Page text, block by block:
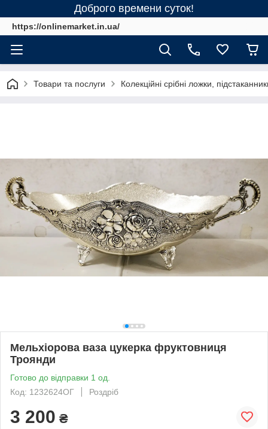
Доброго времени суток!
https://onlinemarket.in.ua/
Товари та послуги Колекційні срібні ложки,
Мельхіорова ваза цукерка фруктовниця
Троянди
Готово до відправки 1 од.
Код: 1232624ОГ
Роздріб
3 200 ₴